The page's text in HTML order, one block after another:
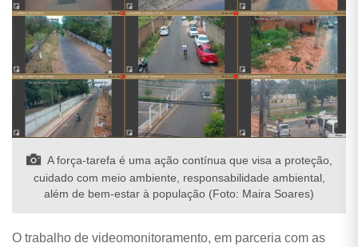
A força-tarefa é uma ação contínua que visa a proteção,
cuidado com meio ambiente, responsabilidade ambiental,
além de bem-estar à população (Foto: Maira Soares)
O trabalho de videomonitoramento, em parceria com as